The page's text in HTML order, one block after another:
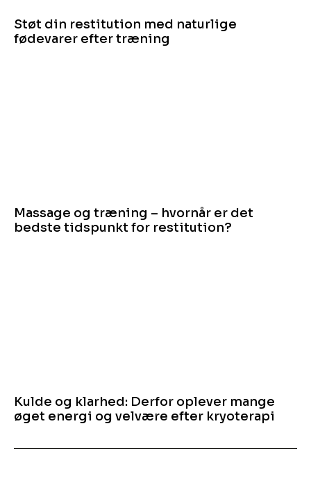
Støt din restitution med naturlige
fødevarer efter træning
Massage og træning – hvornår er det
bedste tidspunkt for restitution?
Kulde og klarhed: Derfor oplever mange
øget energi og velvære efter kryoterapi